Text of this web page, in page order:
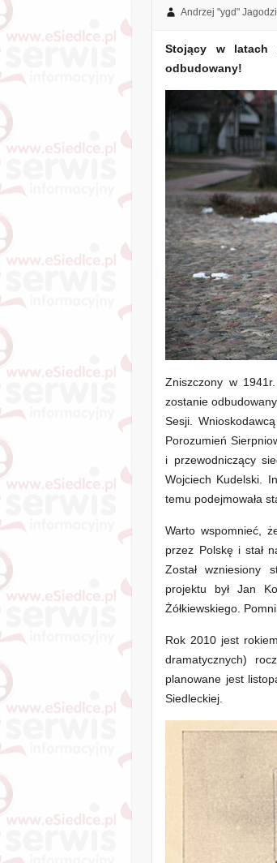
Andrzej "ygd"
Stojący w latach
odbudowany!
Zniszczony w
zostanie
Sesji.
Porozumień
i przewodniczący
Wojciech Kudelski.
temu podejmowała
Warto wspomnieć,
przez Polskę i stał
Został wzniesiony
projektu był Jan
Żółkiewskiego.
Rok 2010 jest
dramatycznych)
planowane jest
Siedleckiej.